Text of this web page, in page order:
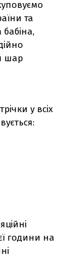
та
шар
у всіх
години на